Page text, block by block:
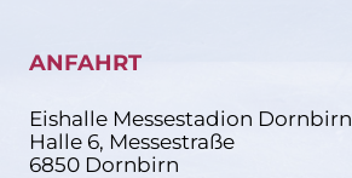
ANFAHRT
Eishalle Messestadion Dornbirn
Halle 6, Messestraße
6850 Dornbirn